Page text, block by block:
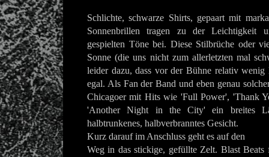
Schlichte, schwarze Shirts, gepaart mit
Sonnenbrillen tragen zu der Leichtigkeit
gespielten Töne bei. Diese Stilbrüche oder
Sonne (die uns nicht zum allerletzten mal
leider dazu, dass vor der Bühne relativ
egal. Als Fan der Band und eben genau
Chicagoer mit Hits wie 'Full Power', 'Thank
'Another Night in the City' ein breites
halbtrunkenes, halbverbranntes Gesicht.
Kurz darauf im Anschluss geht es auf den
Weg in das stickige, gefüllte Zelt. Blast Beats